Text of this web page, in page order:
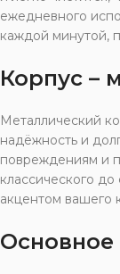
ежедневного
каждой минутой,
Корпус –
Металлический
надёжность и
повреждениям и
классического
акцентом вашего
Основное